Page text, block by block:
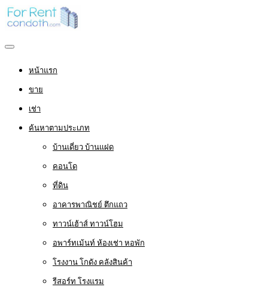
หน้าแรก
ขาย
เช่า
ค้นหาตามประเภท
บ้านเดี่ยว บ้านแฝด
คอนโด
ที่ดิน
อาคารพาณิชย์ ตึกแถว
ทาวน์เฮ้าส์ ทาวน์โฮม
อพาร์ทเม้นท์ ห้องเช่า หอพัก
โรงงาน โกดัง คลังสินค้า
รีสอร์ท โรงแรม